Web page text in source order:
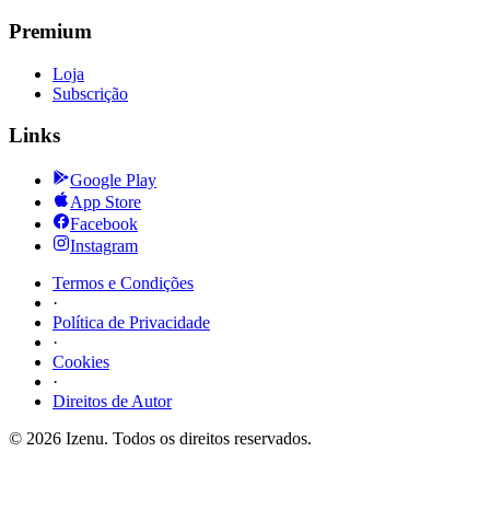
Premium
Loja
Subscrição
Links
Google Play
App Store
Facebook
Instagram
Termos e Condições
·
Política de Privacidade
·
Cookies
·
Direitos de Autor
© 2026 Izenu. Todos os direitos reservados.